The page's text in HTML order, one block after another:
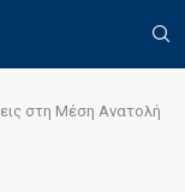
στη Μέση Ανατολή